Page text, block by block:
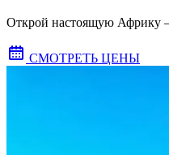
Открой настоящую Африку
СМОТРЕТЬ ЦЕНЫ